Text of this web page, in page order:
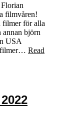
filmvåren!
filmer för alla
björn
USA
filmer… Read